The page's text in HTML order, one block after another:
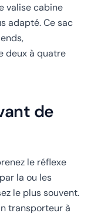
valise cabine
adapté. Ce sac
deux à quatre
de
le réflexe
la ou les
le plus souvent.
transporteur à